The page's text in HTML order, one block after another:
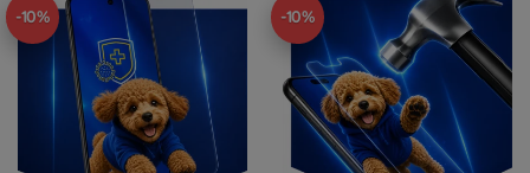
-10% -10%